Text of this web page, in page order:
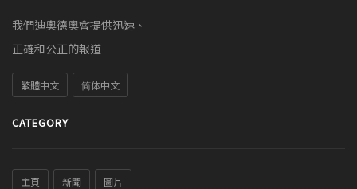
我們迪奧德奧會提供迅速、
正確和公正的報道
繁體中文 简体中文
CATEGORY
主頁 新聞 圖片